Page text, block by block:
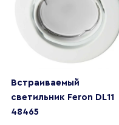
Встраиваемый
светильник Feron DL11
48465